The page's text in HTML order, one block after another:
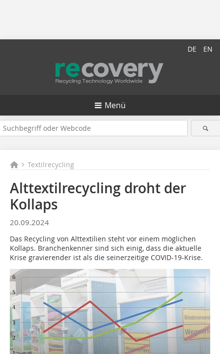
DE EN
Menü
Textilrecycling
Alttextilrecycling droht der
Kollaps
20.09.2024
Das Recycling von Alttextilien steht vor einem möglichen
Kollaps. Branchenkenner sind sich einig, dass die aktuelle
Krise gravierender ist als die seinerzeitige COVID-19-Krise.